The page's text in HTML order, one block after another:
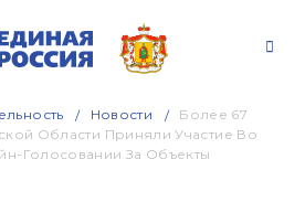
Новости
Более 67
Области Приняли Участие Во
Голосовании За Объекты